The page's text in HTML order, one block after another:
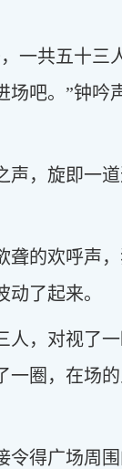
一共五十三
吧。”钟吟
，旋即一
的欢呼声
了起来。
人，对视了
圈，在场
令得广场周